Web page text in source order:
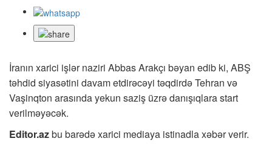
İranın xarici işlər naziri Abbas Arakçı bəyan edib ki, ABŞ
təhdid siyasətini davam etdirəcəyi təqdirdə Tehran və
Vaşinqton arasında yekun saziş üzrə danışıqlara start
verilməyəcək.
Editor.azbu barədə xarici mediaya istinadla xəbər verir.